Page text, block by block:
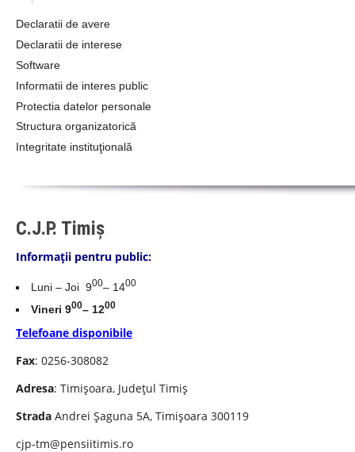
Declaratii de avere
Declaratii de interese
Software
Informatii de interes public
Protectia datelor personale
Structura organizatorică
Integritate instituţională
C.J.P. Timiș
Informații pentru public:
Luni – Joi 900– 1400
Vineri 900– 1200
Telefoane disponibile
Fax: 0256-308082
Adresa: Timișoara, Județul Timiș
Strada Andrei Șaguna 5A, Timișoara 300119
cjp-tm@pensiitimis.ro